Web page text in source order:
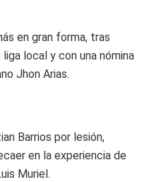
en gran forma, tras
local y con una nómina
Jhon Arias.
Barrios por lesión,
en la experiencia de
Muriel.